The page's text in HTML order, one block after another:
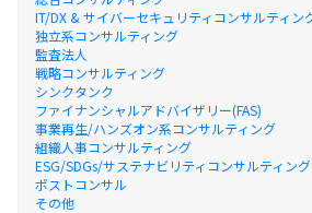
IT/DX & サイバーセキュリティコンサルティン
独立系コンサルティング
監査法人
戦略コンサルティング
シンクタンク
ファイナンシャルアドバイザリー(FAS)
事業再生/ハンズオン系コンサルティング
組織人事コンサルティング
ESG/SDGs/サステナビリティコンサルティング
ポストコンサル
その他